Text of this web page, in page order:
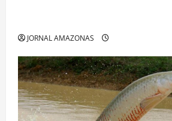
JORNAL AMAZONAS